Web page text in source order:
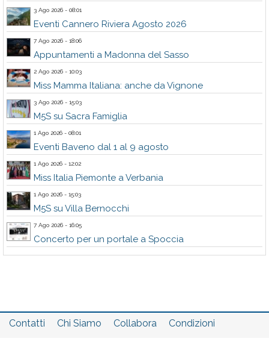
3 Ago 2026 - 08:01
Eventi Cannero Riviera Agosto 2026
7 Ago 2026 - 18:06
Appuntamenti a Madonna del Sasso
2 Ago 2026 - 10:03
Miss Mamma Italiana: anche da Vignone
3 Ago 2026 - 15:03
M5S su Sacra Famiglia
1 Ago 2026 - 08:01
Eventi Baveno dal 1 al 9 agosto
1 Ago 2026 - 12:02
Miss Italia Piemonte a Verbania
1 Ago 2026 - 15:03
M5S su Villa Bernocchi
7 Ago 2026 - 16:05
Concerto per un portale a Spoccia
Contatti Chi Siamo Collabora
Condizioni